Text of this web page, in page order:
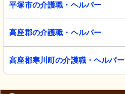
平塚市の介護職・ヘルパー
高座郡の介護職・ヘルパー
高座郡寒川町の介護職・ヘルパー